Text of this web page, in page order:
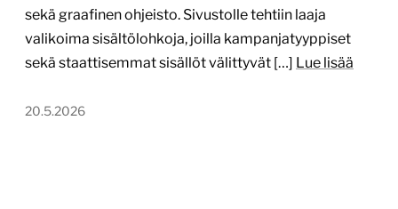
sekä graafinen ohjeisto. Sivustolle tehtiin laaja
valikoima sisältölohkoja, joilla kampanjatyyppiset
sekä staattisemmat sisällöt välittyvät […] Lue lisää
20.5.2026